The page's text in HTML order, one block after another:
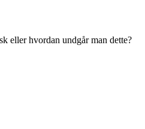
eller hvordan undgår man dette?